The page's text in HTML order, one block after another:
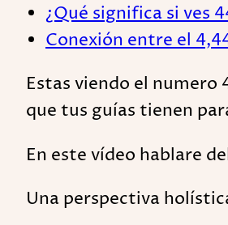
¿Qué significa si ves
Conexión entre el
Estas viendo el
que tus guías tienen
En este vídeo hablare
Una perspectiva